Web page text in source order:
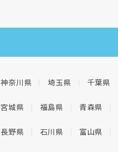
神奈川県 埼玉県 千葉県
宮城県 福島県 青森県
長野県 石川県 富山県